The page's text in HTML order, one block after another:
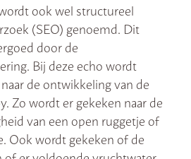
ook wel structureel
(SEO) genoemd. Dit
door de
Bij deze echo wordt
de ontwikkeling van de
Zo wordt er gekeken naar de
van een open ruggetje of
Ook wordt gekeken of de